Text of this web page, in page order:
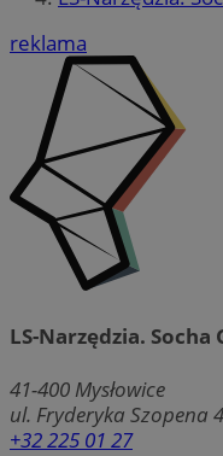
reklama
LS-Narzędzia. Socha
41-400 Mysłowice
ul. Fryderyka Szopena
+32 225 01 27